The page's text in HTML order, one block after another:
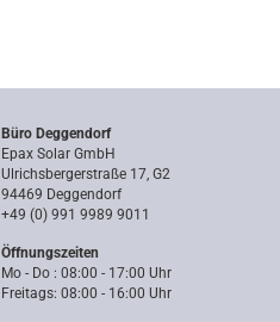
Büro Deggendorf
Epax Solar GmbH
Ulrichsbergerstraße 17, G2
94469 Deggendorf
+49 (0) 991 9989 9011
Öffnungszeiten
Mo - Do : 08:00 - 17:00 Uhr
Freitags: 08:00 - 16:00 Uhr